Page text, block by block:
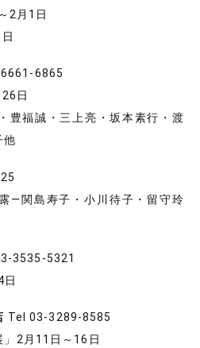
2月1日
6865
日
豊福誠・三上亮・坂本素行・渡
他
―関島寿子・小川待子・留守玲
3535-5321
日
Tel 03-3289-8585
」2月11日～16日